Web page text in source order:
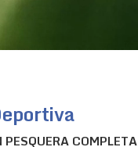
COMPLETA